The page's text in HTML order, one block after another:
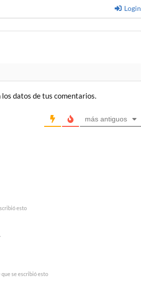
Login
datos de tus comentarios.
más antiguos
esto
que se escribió esto